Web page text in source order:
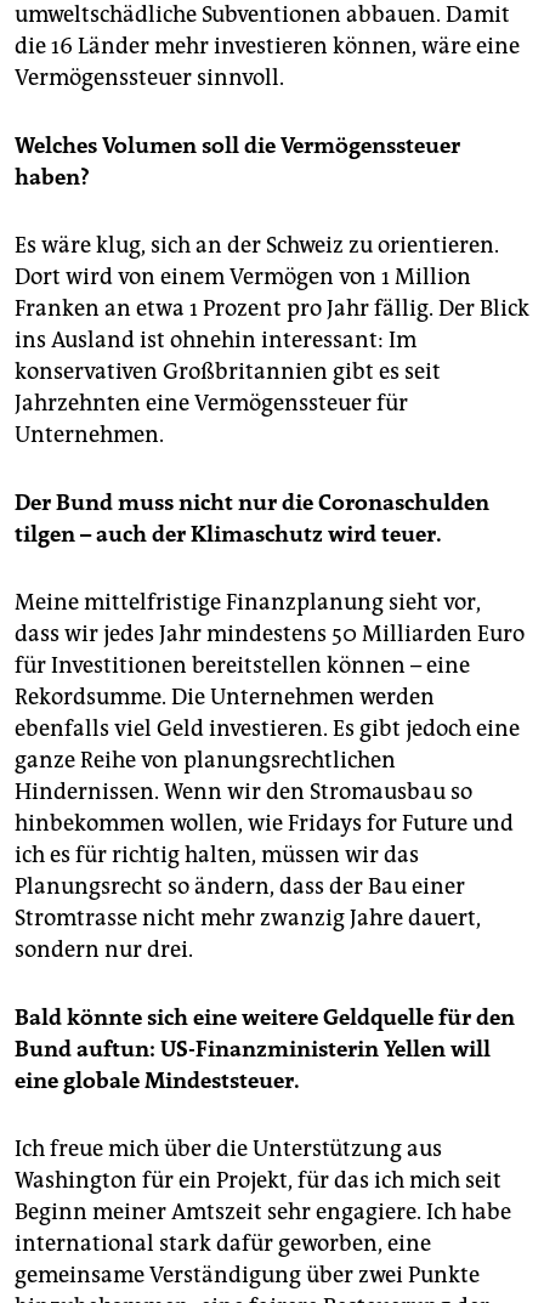
umweltschädliche Subventionen abbauen. Damit
die 16 Länder mehr investieren können, wäre eine
Vermögenssteuer sinnvoll.
Welches Volumen soll die Vermögenssteuer
haben?
Es wäre klug, sich an der Schweiz zu orientieren.
Dort wird von einem Vermögen von 1 Million
Franken an etwa 1 Prozent pro Jahr fällig. Der Blick
ins Ausland ist ohnehin interessant: Im
konservativen Großbritannien gibt es seit
Jahrzehnten eine Vermögenssteuer für
Unternehmen.
Der Bund muss nicht nur die Coronaschulden
tilgen – auch der Klimaschutz wird teuer.
Meine mittelfristige Finanzplanung sieht vor,
dass wir jedes Jahr mindestens 50 Milliarden Euro
für Investitionen bereitstellen können – eine
Rekordsumme. Die Unternehmen werden
ebenfalls viel Geld investieren. Es gibt jedoch eine
ganze Reihe von ­planungsrechtlichen
Hindernissen. Wenn wir den Stromausbau so
hinbekommen wollen, wie Fridays for Future und
ich es für richtig halten, müssen wir das
Planungsrecht so ändern, dass der Bau einer
Stromtrasse nicht mehr zwanzig Jahre dauert,
sondern nur drei.
Bald könnte sich eine weitere Geldquelle für den
Bund auftun: US-Finanzministerin Yellen will
eine globale Mindeststeuer.
Ich freue mich über die Unterstützung aus
Washington für ein Projekt, für das ich mich seit
Beginn meiner Amtszeit sehr engagiere. Ich habe
international stark dafür geworben, eine
gemeinsame Verständigung über zwei Punkte